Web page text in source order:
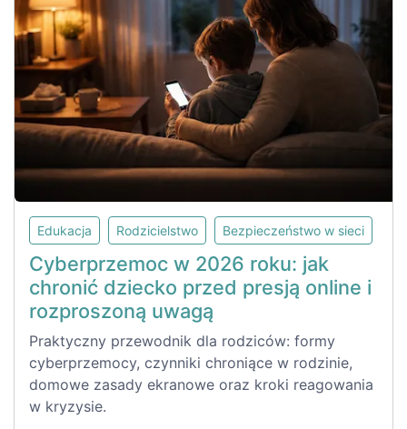
Edukacja Rodzicielstwo Bezpieczeństwo w sieci
Cyberprzemoc w 2026 roku: jak
chronić dziecko przed presją online i
rozproszoną uwagą
Praktyczny przewodnik dla rodziców: formy
cyberprzemocy, czynniki chroniące w rodzinie,
domowe zasady ekranowe oraz kroki reagowania
w kryzysie.